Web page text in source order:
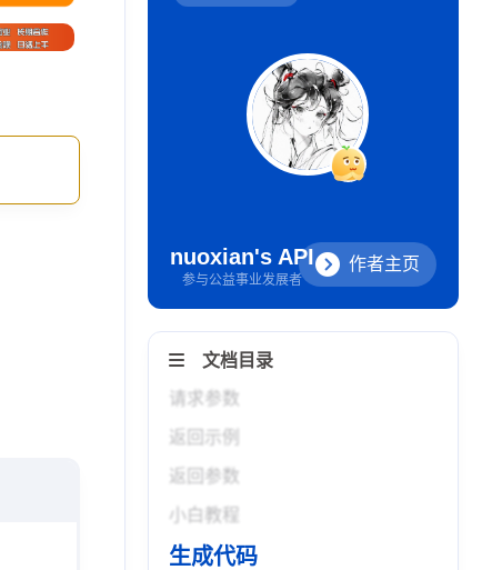
作者主页
nuoxian's API
参与公益事业发展者
文档目录
请求参数
返回示例
返回参数
小白教程
生成代码